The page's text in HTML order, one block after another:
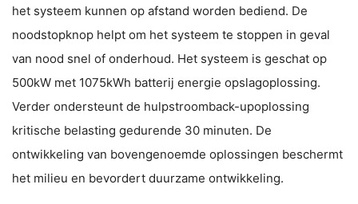
het systeem kunnen op afstand worden bediend. De
noodstopknop helpt om het systeem te stoppen in geval
van nood snel of onderhoud. Het systeem is geschat op
500kW met 1075kWh batterij energie opslagoplossing.
Verder ondersteunt de hulpstroomback-upoplossing
kritische belasting gedurende 30 minuten. De
ontwikkeling van bovengenoemde oplossingen beschermt
het milieu en bevordert duurzame ontwikkeling.